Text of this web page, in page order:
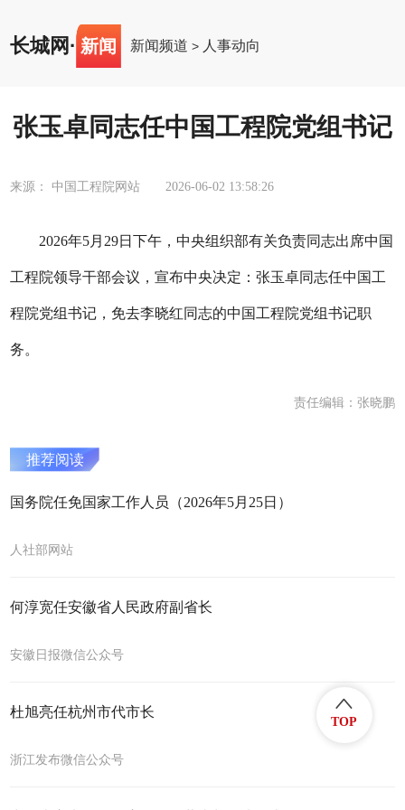
长城网 · 新闻 新闻频道 > 人事动向
张玉卓同志任中国工程院党组书记
来源： 中国工程院网站 2026-06-02 13:58:26
2026年5月29日下午，中央组织部有关负责同志出席中国
工程院领导干部会议，宣布中央决定：张玉卓同志任中国工
程院党组书记，免去李晓红同志的中国工程院党组书记职
务。
责任编辑：张晓鹏
推荐阅读
国务院任免国家工作人员（2026年5月25日）
人社部网站
何淳宽任安徽省人民政府副省长
安徽日报微信公众号
杜旭亮任杭州市代市长
浙江发布微信公众号
TOP